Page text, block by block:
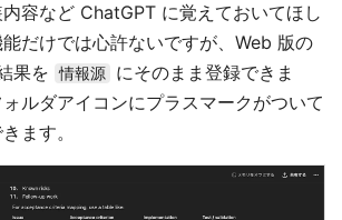
容など ChatGPT に覚えておいてほし
だけでは心許ないですが、Web 版の
果を
情報源
にそのまま登録できま
ルダアイコンにプラスマークがついて
ます。